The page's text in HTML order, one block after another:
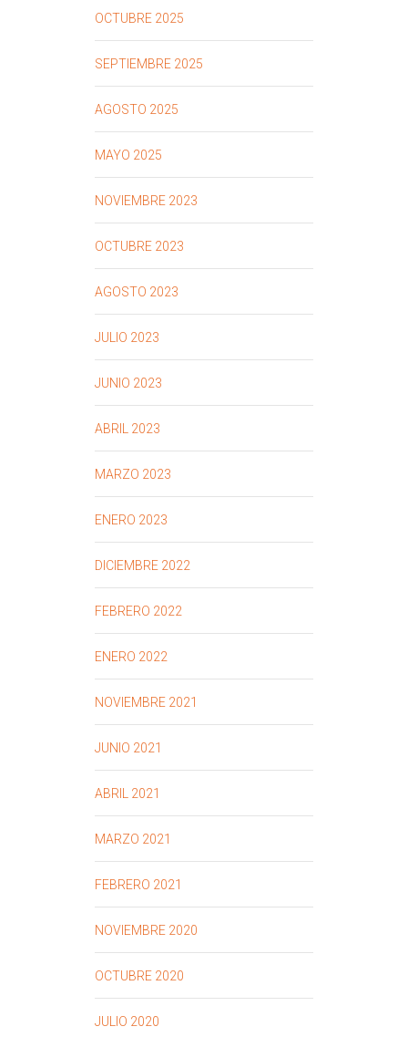
OCTUBRE 2025
SEPTIEMBRE 2025
AGOSTO 2025
MAYO 2025
NOVIEMBRE 2023
OCTUBRE 2023
AGOSTO 2023
JULIO 2023
JUNIO 2023
ABRIL 2023
MARZO 2023
ENERO 2023
DICIEMBRE 2022
FEBRERO 2022
ENERO 2022
NOVIEMBRE 2021
JUNIO 2021
ABRIL 2021
MARZO 2021
FEBRERO 2021
NOVIEMBRE 2020
OCTUBRE 2020
JULIO 2020